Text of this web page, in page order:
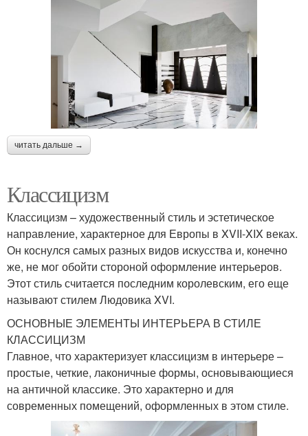
читать дальше →
Классицизм
Классицизм – художественный стиль и эстетическое
направление, характерное для Европы в XVII-XIX веках.
Он коснулся самых разных видов искусства и, конечно
же, не мог обойти стороной оформление интерьеров.
Этот стиль считается последним королевским, его еще
называют стилем Людовика XVI.
ОСНОВНЫЕ ЭЛЕМЕНТЫ ИНТЕРЬЕРА В СТИЛЕ
КЛАССИЦИЗМ
Главное, что характеризует классицизм в интерьере –
простые, четкие, лаконичные формы, основывающиеся
на античной классике. Это характерно и для
современных помещений, оформленных в этом стиле.